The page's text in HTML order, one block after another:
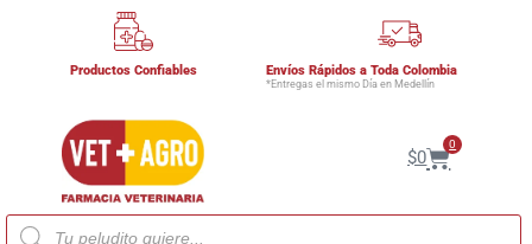
Productos Confiables Envíos Rápidos a Toda Colombia
*Entregas el mismo Día en Medellín
$0
0